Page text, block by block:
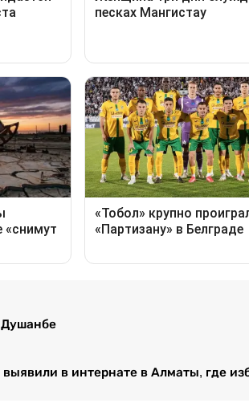
Душанбе
в интернате в Алматы, где